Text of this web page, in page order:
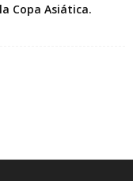
Copa Asiática.